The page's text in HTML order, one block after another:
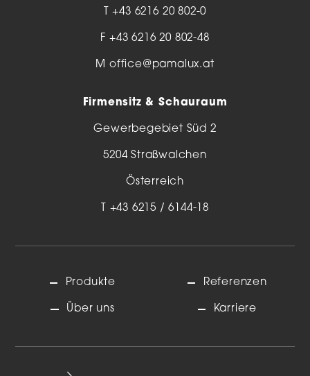
T+43 6216 20 802-0
F +43 6216 20 802-48
M office@pamalux.at
Firmensitz & Schauraum
Gewerbegebiet Süd 2
5204 Straßwalchen
Österreich
T +43 6215 / 6144-18
Produkte
Über uns
Referenzen
Karriere